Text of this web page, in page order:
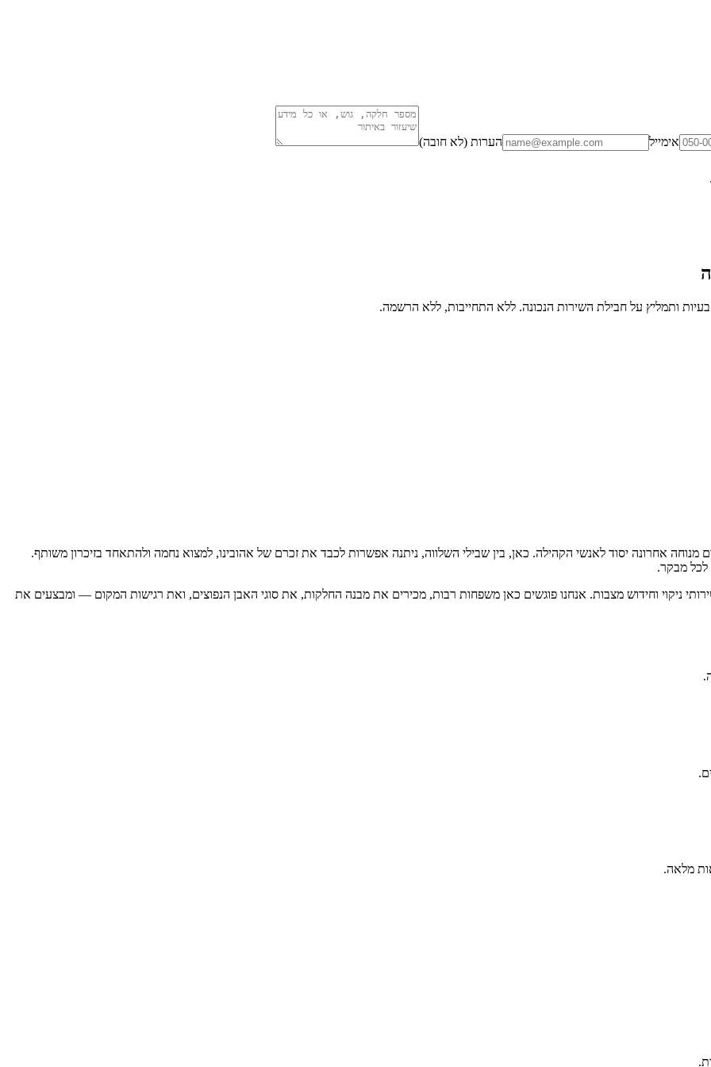
אימייל הערות (לא חובה)
ותמליץ על חבילת השירות הנכונה. ללא התחייבות, ללא הרשמה.
אחרונה יסוד לאנשי הקהילה. כאן, בין שבילי השלווה, ניתנה אפשרות לכבד את זכרם של אהובינו, למצוא נחמה ולהתאחד בזיכרון משותף.
לכל מבקר.
ניקוי וחידוש מצבות. אנחנו פוגשים כאן משפחות רבות, מכירים את מבנה החלקות, את סוגי האבן הנפוצים, ואת רגישות המקום — ומבצעים את
מלאה.